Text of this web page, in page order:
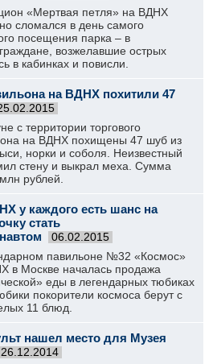
«Мертвая петля» на ВДНХ
сломался в день самого
посещения парка – в
возжелавшие острых
в кабинках и повисли.
на ВДНХ похитили 47
с территории торгового
на ВДНХ похищены 47 шуб из
норки и соболя. Неизвестный
стену и выкрал меха. Сумма
рублей.
у каждого есть шанс на
стать
06.02.2015
павильоне №32 «Космос»
в Москве началась продажа
еды в легендарных тюбиках
покорители космоса берут с
11 блюд.
нашел место для Музея
26.12.2014